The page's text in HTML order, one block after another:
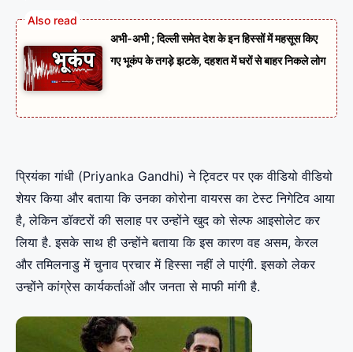
अभी-अभी ; दिल्ली समेत देश के इन हिस्सों में महसूस किए
गए भूकंप के तगड़े झटके, दहशत में घरों से बाहर निकले लोग
प्रियंका गांधी (Priyanka Gandhi) ने ट्विटर पर एक वीडियो वीडियो
शेयर किया और बताया कि उनका कोरोना वायरस का टेस्ट निगेटिव आया
है, लेकिन डॉक्टरों की सलाह पर उन्होंने खुद को सेल्फ आइसोलेट कर
लिया है. इसके साथ ही उन्होंने बताया कि इस कारण वह असम, केरल
और तमिलनाडु में चुनाव प्रचार में हिस्सा नहीं ले पाएंगी. इसको लेकर
उन्होंने कांग्रेस कार्यकर्ताओं और जनता से माफी मांगी है.